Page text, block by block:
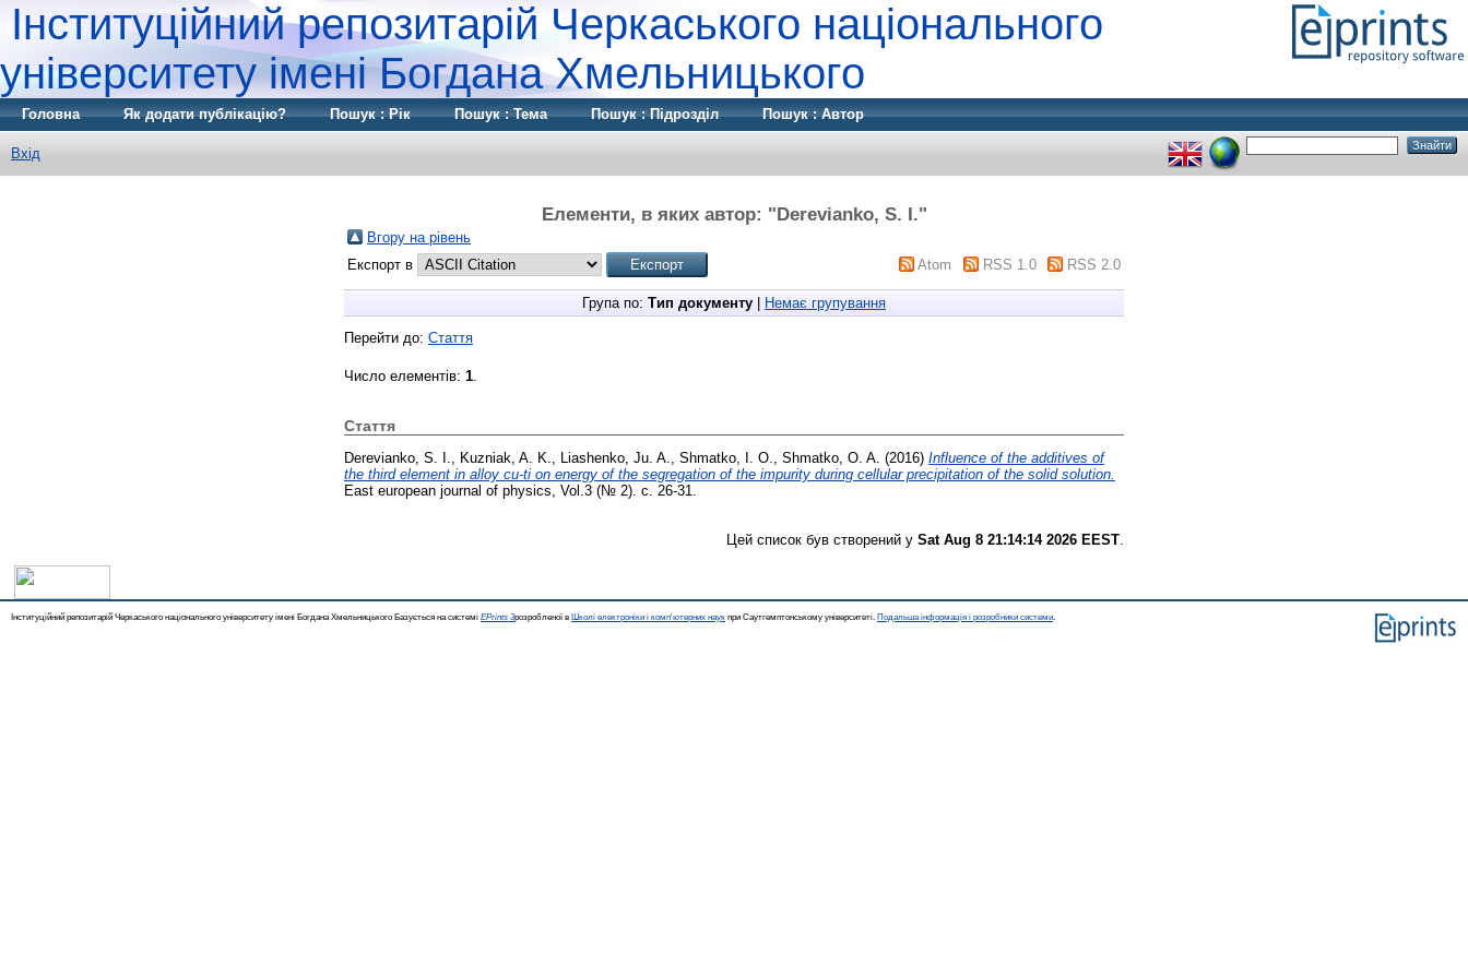
Інституційний репозитарій Черкаського національного
університету імені Богдана Хмельницького
Головна Як додати публікацію? Пошук : Рік Пошук : Тема Пошук : Підрозділ Пошук : Автор
Вхід
Елементи, в яких автор: "Derevianko, S. I."
Вгору на рівень
Експорт в
Atom RSS 1.0 RSS 2.0
Група по: Тип документу Немає групування
Перейти до: Стаття
Число елементів: 1
Стаття
Derevianko, S. I. Kuzniak, A. K. Liashenko, Ju. A. Shmatko, I. O. Shmatko, O. A. (2016) Influence of the additives of
the third element in alloy cu-ti on energy of the segregation of the impurity during cellular precipitation of the solid solution.
East european journal of physics, Vol.3 (№ 2). с. 26-31.
Цей список був створений у Sat Aug 8 21:14:14 2026 EEST
Інституційний репозитарій Черкаського національного університету імені Богдана Хмельницького Базується на системі EPrints 3розробленої в Школі електроніки і комп'ютерних наук при Саутгемптонському університеті. Подальша інформація і розробники системи